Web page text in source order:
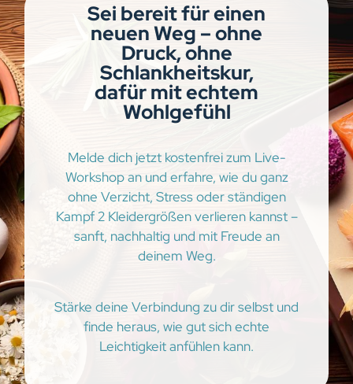
Sei bereit für einen
neuen Weg – ohne
Druck, ohne
Schlankheitskur,
dafür mit echtem
Wohlgefühl
Melde dich jetzt kostenfrei zum Live-
Workshop an und erfahre, wie du ganz
ohne Verzicht, Stress oder ständigen
Kampf 2 Kleidergrößen verlieren kannst –
sanft, nachhaltig und mit Freude an
deinem Weg.
Stärke deine Verbindung zu dir selbst und
finde heraus, wie gut sich echte
Leichtigkeit anfühlen kann.